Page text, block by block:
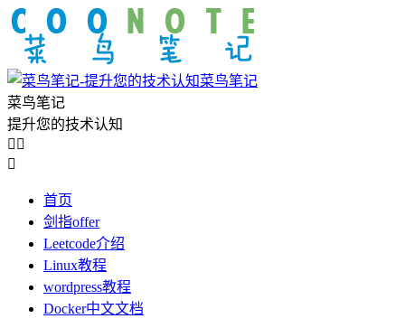
菜鸟笔记
菜鸟笔记
提升您的技术认知
 

首页
剑指offer
Leetcode介绍
Linux教程
wordpress教程
Docker中文文档